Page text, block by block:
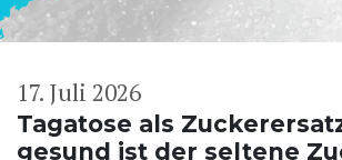
Tagatose als
gesund ist der seltene
17. Juli 2026